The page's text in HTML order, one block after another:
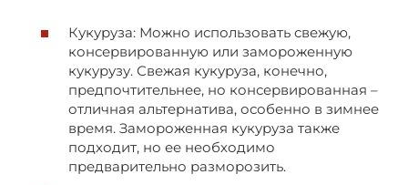
Кукуруза: Можно использовать свежую,
консервированную или замороженную
кукурузу. Свежая кукуруза, конечно,
предпочтительнее, но консервированная –
отличная альтернатива, особенно в зимнее
время. Замороженная кукуруза также
подходит, но ее необходимо
предварительно разморозить.